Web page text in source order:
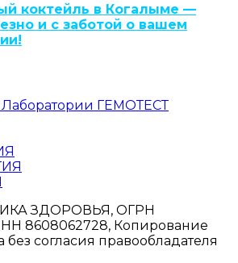
коктейль в Когалыме —
и с заботой о вашем
ГЕМОТЕСТ
ЗДОРОВЬЯ, ОГРН
8608062728, Копирование
без согласия правообладателя